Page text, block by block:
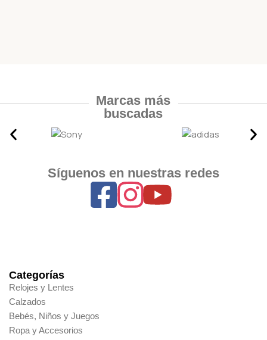
Marcas más
buscadas
Síguenos en nuestras redes
Categorías
Relojes y Lentes
Calzados
Bebés, Niños y Juegos
Ropa y Accesorios